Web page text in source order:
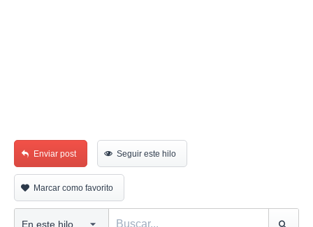
Enviar post Seguir este hilo
Marcar como favorito